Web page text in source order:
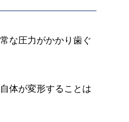
な圧力がかかり歯ぐ
体が変形することは